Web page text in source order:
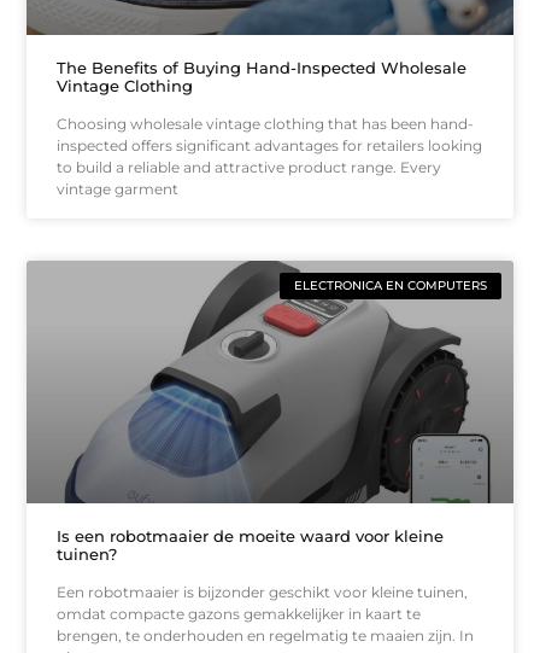
The Benefits of Buying Hand-Inspected Wholesale
Vintage Clothing
Choosing wholesale vintage clothing that has been hand-
inspected offers significant advantages for retailers looking
to build a reliable and attractive product range. Every
vintage garment
ELECTRONICA EN COMPUTERS
Is een robotmaaier de moeite waard voor kleine
tuinen?
Een robotmaaier is bijzonder geschikt voor kleine tuinen,
omdat compacte gazons gemakkelijker in kaart te
brengen, te onderhouden en regelmatig te maaien zijn. In